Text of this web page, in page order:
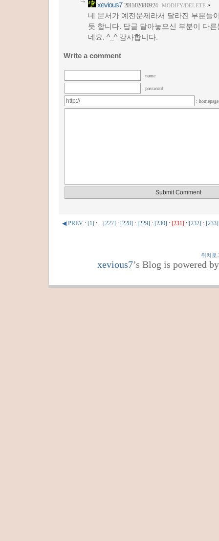
xevious7 2011/02/18 09:24 MODIFY/DELETE
네 문서가 예전문제라서 달라진 부분들
듯 합니다. 답글 달아놓으신 부분이 다
네요. ^_^ 감사합니다.
Write a comment
: name
: password
:
◀ PREV : [1] : .. [227] : [228] : [229] : [230] : [231] : [232] : [233]
위치로
xevious7’s Blog is powered